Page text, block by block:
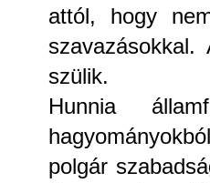
attól, hogy
szülik.
Hunnia
polgár